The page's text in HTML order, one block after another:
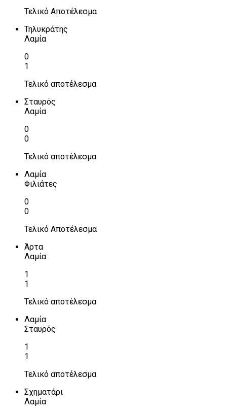
Τελικό Αποτέλεσμα
Τηλυκράτης
Λαμία
0
1
Τελικό αποτέλεσμα
Σταυρός
Λαμία
0
0
Τελικό αποτέλεσμα
Λαμία
Φιλιάτες
0
0
Τελικό Αποτέλεσμα
Άρτα
Λαμία
1
1
Τελικό αποτέλεσμα
Λαμία
Σταυρός
1
1
Τελικό αποτέλεσμα
Σχηματάρι
Λαμία